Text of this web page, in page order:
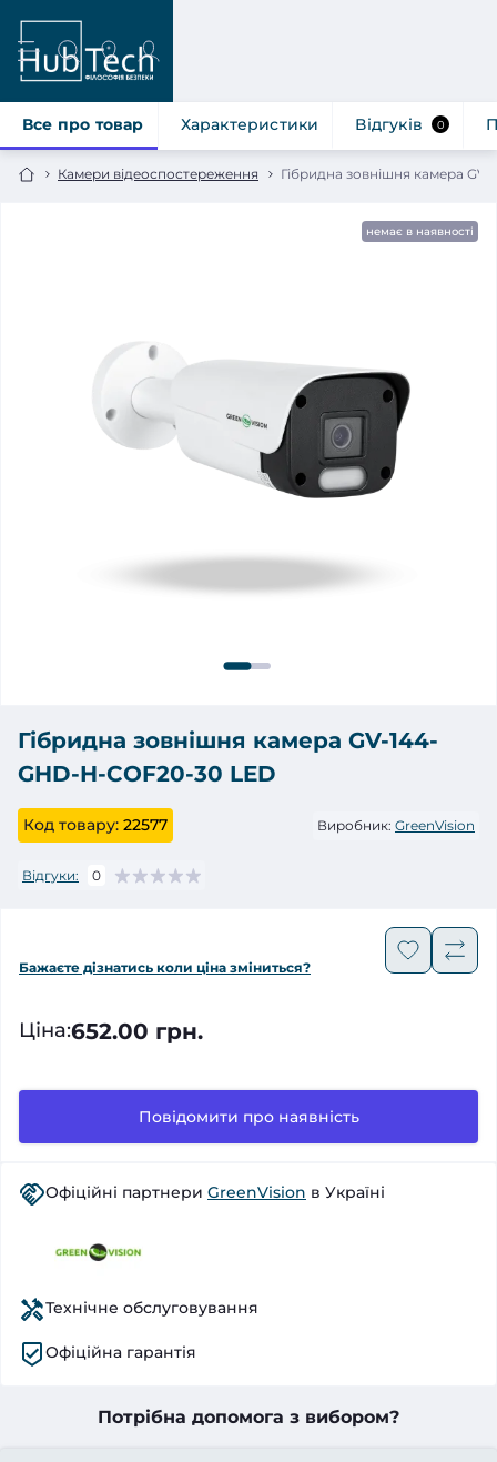
Камери відеоспостереження Гібридна зовнішня камера
Все про товар Характеристики Відгуків 0
немає в наявності
Гібридна зовнішня камера GV-144-
GHD-H-COF20-30 LED
Код товару: 22577 Виробник: GreenVision
Відгуки: 0
Бажаєте дізнатись коли ціна зміниться?
Ціна:652.00 грн.
Повідомити про наявність
Офіційні партнери GreenVision в Україні
Технічне обслуговування
Офіційна гарантія
Потрібна допомога з вибором?